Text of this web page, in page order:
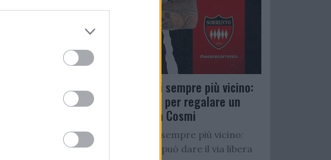
Salernitana, D’Ursi sempre più vicino:
Faggiano accelera per regalare un
altro attaccante a Cosmi
Salernitana, D’Ursi sempre più vicino:
Starita al Sorrento può dare il via libera